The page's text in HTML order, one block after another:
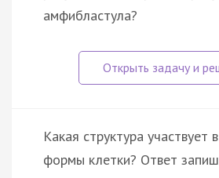
амфибластула?
Какая структура
формы клетки? Ответ